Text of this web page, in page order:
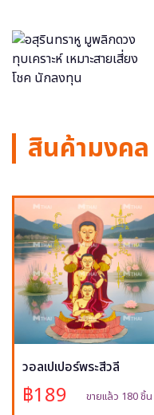
สินค้ามงคล
วอลเปเปอร์พระสีวลี
฿189 ขายแล้ว 180 ชิ้น